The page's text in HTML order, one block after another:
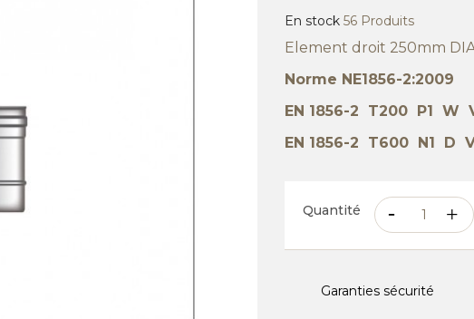
En stock 56 Produits
Element droit 250mm
Norme NE1856-2:2009
EN 1856-2 T200 P1 W
EN 1856-2 T600 N1 D
Quantité
Garanties sécurité